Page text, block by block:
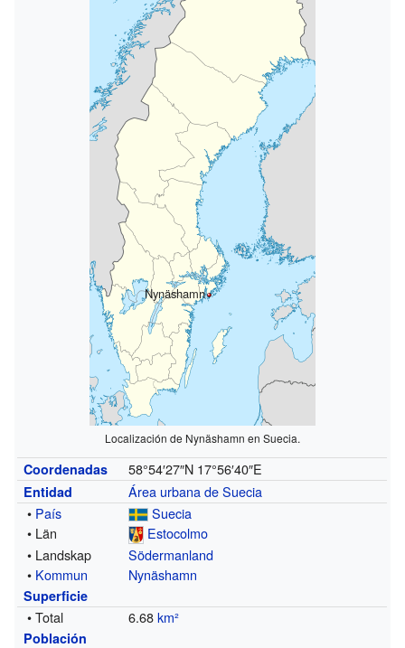
Nynäshamn
Localización de Nynäshamn en Suecia.
Coordenadas 58°54′27″N 17°56′40″E
Entidad
Área urbana de Suecia
• País
Suecia
• Län
Estocolmo
• Landskap
Södermanland
• Kommun Nynäshamn
Superficie
• Total 6.68km²
Población